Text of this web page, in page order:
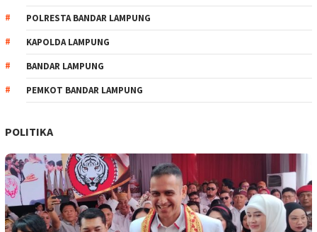
POLRESTA BANDAR LAMPUNG
KAPOLDA LAMPUNG
BANDAR LAMPUNG
PEMKOT BANDAR LAMPUNG
POLITIKA